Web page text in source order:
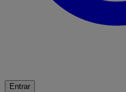
Entrar